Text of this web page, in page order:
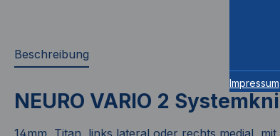
Beschreibung
NEURO VARIO 2
14mm, Titan, links lateral oder rechts medial,
Impressum